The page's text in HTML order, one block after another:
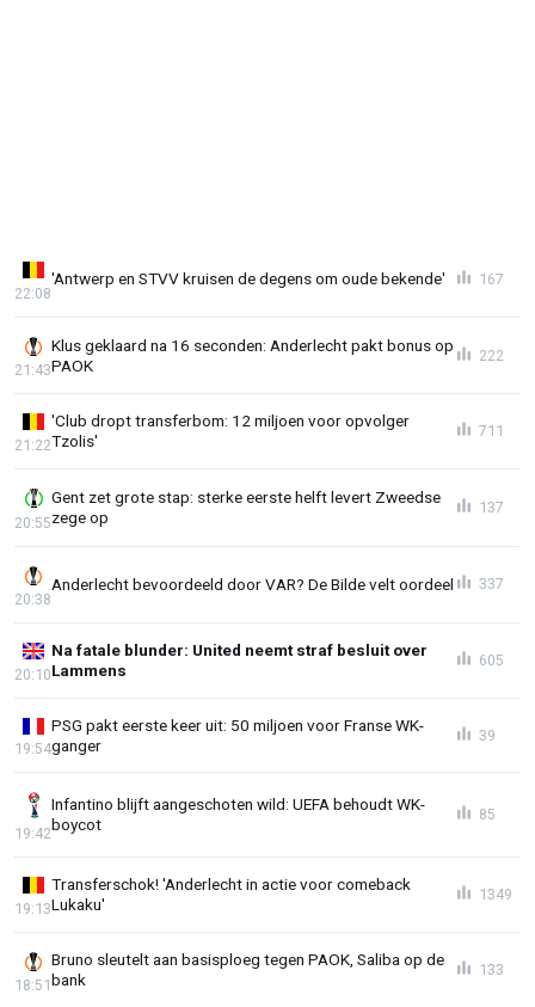
'Antwerp en STVV kruisen de degens om oude bekende'
22:08
167
Klus geklaard na 16 seconden: Anderlecht pakt bonus op
PAOK
21:43
222
'Club dropt transferbom: 12 miljoen voor opvolger
Tzolis'
21:22
711
Gent zet grote stap: sterke eerste helft levert Zweedse
zege op
20:55
137
Anderlecht bevoordeeld door VAR? De Bilde velt oordeel
20:38
337
Na fatale blunder: United neemt straf besluit over
Lammens
20:10
605
PSG pakt eerste keer uit: 50 miljoen voor Franse WK-
ganger
19:54
39
Infantino blijft aangeschoten wild: UEFA behoudt WK-
boycot
19:42
85
Transferschok! 'Anderlecht in actie voor comeback
Lukaku'
19:13
1349
Bruno sleutelt aan basisploeg tegen PAOK, Saliba op de
bank
18:51
133